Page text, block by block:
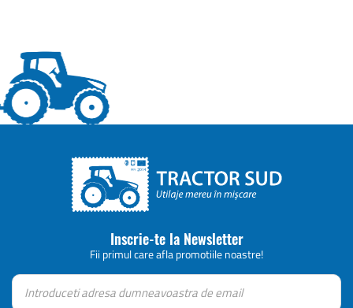
Inscrie-te la Newsletter
Fii primul care afla promotiile noastre!